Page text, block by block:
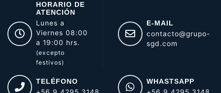
HORARIO DE
ATENCIÓN
Lunes a
Viernes 08:00
a 19:00 hrs.
(excepto
festivos)
E-MAIL
contacto@grupo-
sgd.com
TELÉFONO
WHASTSAPP